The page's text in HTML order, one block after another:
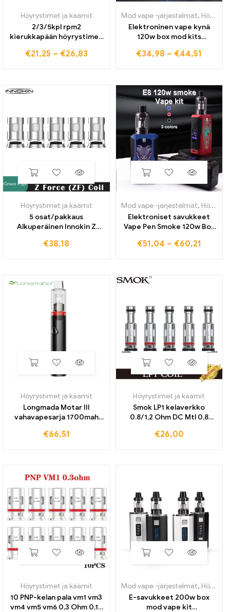
Höyrystimet ja käämit
2/3/5kpl rpm2
kierukkapään höyrystimen
Ohm ydin arpi p3 p5 pods
€21,25 – €26,83
Mod vape -järjestelmät, Höyrystimet ja käämit
Elektroninen vape kynä
120w box mod kits
atomizer oled screen e
€34,98 – €44,51
Höyrystimet ja käämit
5 osat/pakkaus
Alkuperäinen Innokin Z
ohm käämihöyrystin
€38,18
Mod vape -järjestelmät, Höyrystimet ja käämit
Elektroniset savukkeet
Vape Pen Smoke 120w Box
atomizer oled screen e
€51,04 – €60,21
Höyrystimet ja käämit
Longmada Motar III
vahavapesarja 1700mah
sumuttimen lämpötilan
€66,51
Höyrystimet ja käämit
Smok LP1 kelaverkko
0.8/1,2 Ohm DC Mtl 0,8
Mtl Coil Vape U/min
€26,00
Höyrystimet ja käämit
10 PNP-kelan pala vm1 vm3
vm4 vm5 vm6 0,3 Ohm 0,15
Mod vape -järjestelmät, Höyrystimet ja käämit
E-savukkeet 200w box
mod vape kit